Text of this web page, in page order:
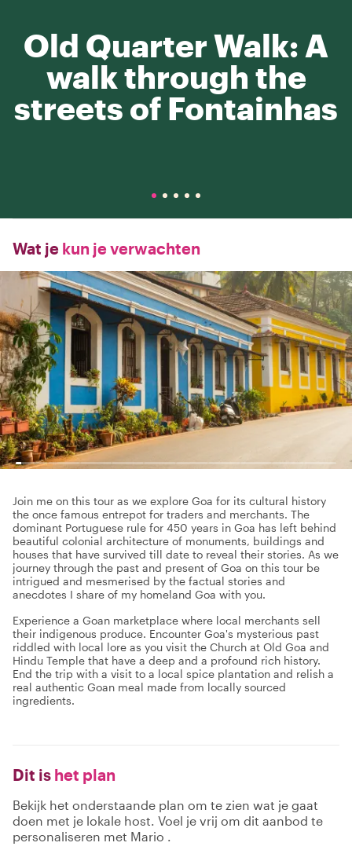
Old Quarter Walk: A
walk through the
streets of Fontainhas
Wat je kun je verwachten
Join me on this tour as we explore Goa for its cultural history
the once famous entrepot for traders and merchants. The
dominant Portuguese rule for 450 years in Goa has left behind
beautiful colonial architecture of monuments, buildings and
houses that have survived till date to reveal their stories. As we
journey through the past and present of Goa on this tour be
intrigued and mesmerised by the factual stories and
anecdotes I share of my homeland Goa with you.
Experience a Goan marketplace where local merchants sell
their indigenous produce. Encounter Goa's mysterious past
riddled with local lore as you visit the Church at Old Goa and
Hindu Temple that have a deep and a profound rich history.
End the trip with a visit to a local spice plantation and relish a
real authentic Goan meal made from locally sourced
ingredients.
Dit is het plan
Bekijk het onderstaande plan om te zien wat je gaat
doen met je lokale host. Voel je vrij om dit aanbod te
personaliseren met Mario .